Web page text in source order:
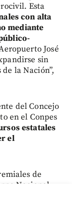
Esta
con alta
mediante
José
sin
la Nación”,
del Concejo
en el Conpes
estatales
el
de
Nacional,
designada